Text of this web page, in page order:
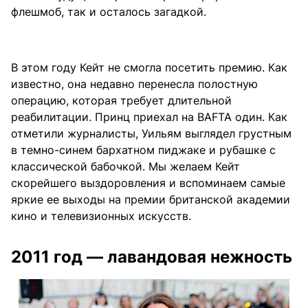
флешмоб, так и осталось загадкой.
В этом году Кейт не смогла посетить премию. Как
известно, она недавно перенесла полостную
операцию, которая требует длительной
реабилитации. Принц приехал на BAFTA один. Как
отметили журналисты, Уильям выглядел грустным
в темно-синем бархатном пиджаке и рубашке с
классической бабочкой. Мы желаем Кейт
скорейшего выздоровления и вспоминаем самые
яркие ее выходы на премии британской академии
кино и телевизионных искусств.
2011 год — лавандовая нежность